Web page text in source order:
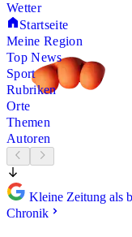
Wetter
Startseite
Meine Region
Top News
Sport
Rubriken
Orte
Themen
Autoren
Kleine Zeitung als
Chronik